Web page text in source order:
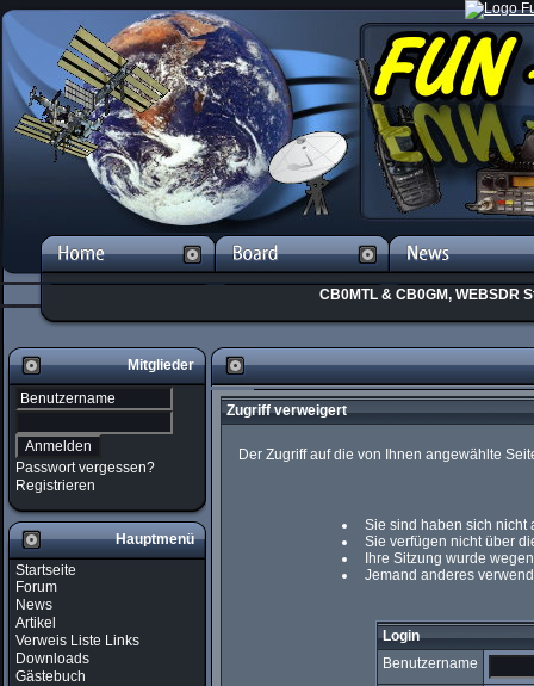
CB0MTL & CB0GM, WEBSDR
Mitglieder
Passwort vergessen?
Registrieren
Hauptmenü
Startseite
Forum
News
Artikel
Verweis Liste Links
Downloads
Gästebuch
Zugriff verweigert
Der Zugriff auf die von Ihnen angewählte
Sie sind haben sich nicht
Sie verfügen nicht über
Ihre Sitzung wurde
Jemand anderes
Login
Benutzername